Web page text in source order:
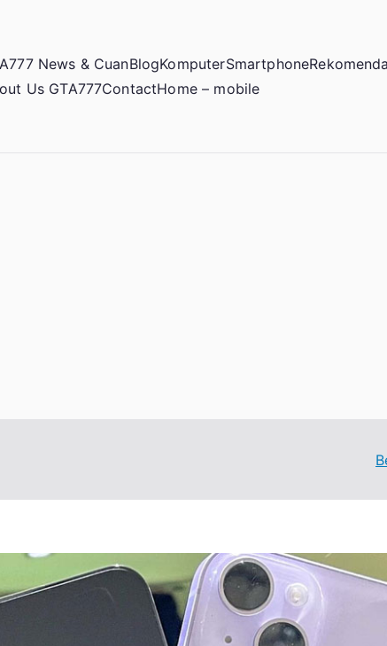
News & CuanBlogKomputerSmartphone
Us GTA777ContactHome – mobile